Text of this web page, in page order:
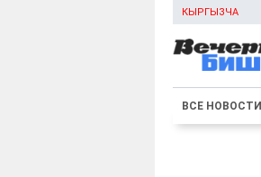
КЫРГЫЗЧА
ВСЕ НОВОСТИ